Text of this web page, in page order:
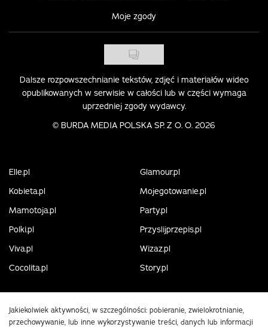
Moje zgody
Dalsze rozpowszechnianie tekstów, zdjęć i materiałów wideo
opublikowanych w serwisie w całości lub w części wymaga
uprzedniej zgody wydawcy.
© BURDA MEDIA POLSKA SP. Z O. O. 2026
Elle.pl
Glamour.pl
Kobieta.pl
Mojegotowanie.pl
Mamotoja.pl
Party.pl
Polki.pl
Przyslijprzepis.pl
Viva.pl
Wizaz.pl
Cocolita.pl
Story.pl
Jakiekolwiek aktywności, w szczególności: pobieranie, zwielokrotnianie,
przechowywanie, lub inne wykorzystywanie treści, danych lub informacji